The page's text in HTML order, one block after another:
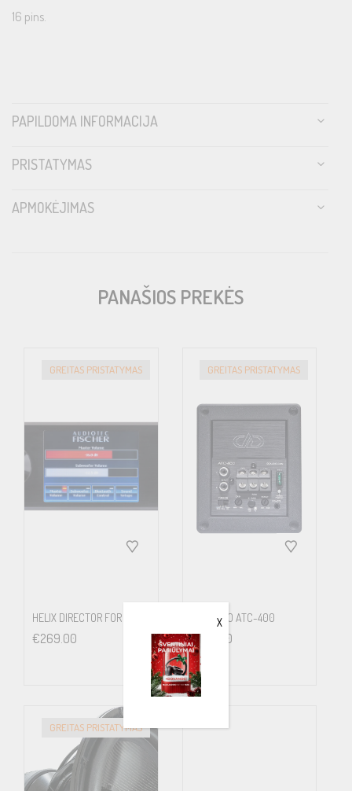
16 pins.
PAPILDOMA INFORMACIJA
PRISTATYMAS
APMOKĖJIMAS
PANAŠIOS PREKĖS
GREITAS PRISTATYMAS
HELIX DIRECTOR FOR SCP
€269.00
GREITAS PRISTATYMAS
DD AUDIO ATC-400
€169.00
GREITAS PRISTATYMAS
X